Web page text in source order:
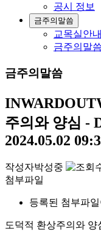
공시 정보
금주의말씀
교목실안내
금주의말씀
금주의말씀
주의와 양심 -
2024.05.02
작성자박성중
첨부파일
등록된 첨부파
도덕적 환상주의와 양